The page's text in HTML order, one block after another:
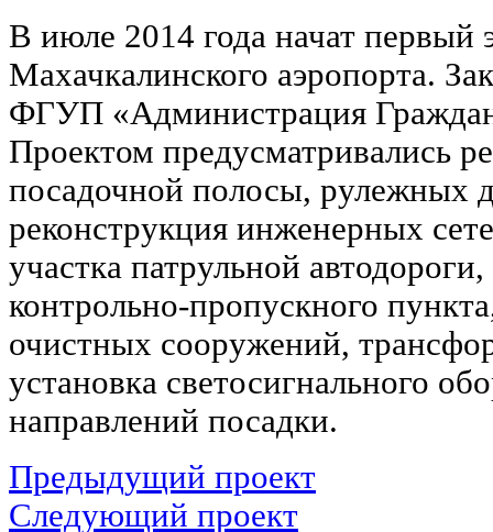
В июле 2014 года начат первый
Махачкалинского аэропорта.
ФГУП «Администрация
Проектом предусматривались
посадочной полосы, рулежных
реконструкция инженерных
участка патрульной
контрольно-пропускного
очистных сооружений,
установка светосигнального
направлений посадки.
Предыдущий проект
Следующий проект